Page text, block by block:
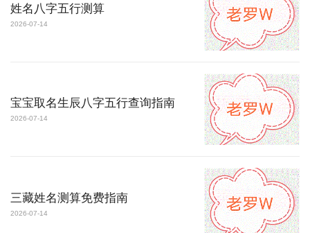
姓名八字五行测算
2026-07-14
宝宝取名生辰八字五行查询指南
2026-07-14
三藏姓名测算免费指南
2026-07-14